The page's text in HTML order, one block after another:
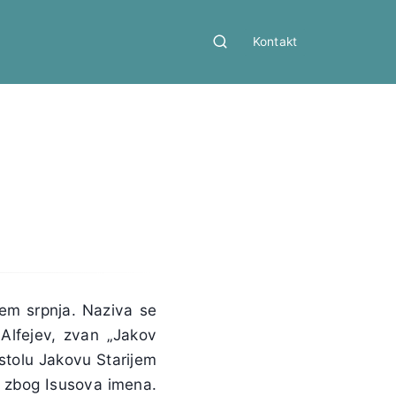
Kontakt
srpnja. Naziva se
zvan „Jakov
Jakovu Starijem
Isusova imena.